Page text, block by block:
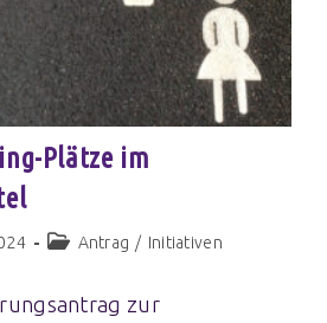
Plätze im
Antrag / Initiativen
zur